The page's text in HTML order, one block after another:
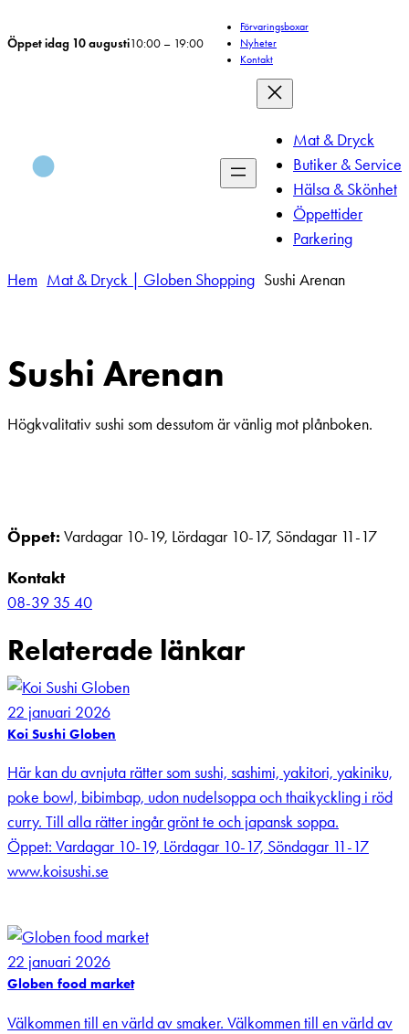
till
Öppet idag 10 augusti10:00 – 19:00
Förvaringsboxar
Nyheter
Kontakt
Mat & Dryck
Butiker & Service
Hälsa & Skönhet
Öppettider
Parkering
Hem Mat & Dryck | Globen Shopping Sushi Arenan
Sushi Arenan
Högkvalitativ sushi som dessutom är vänlig mot plånboken.
Öppet: Vardagar 10-19, Lördagar 10-17, Söndagar 11-17
Kontakt
08-39 35 40
Relaterade länkar
22 januari 2026
Koi Sushi Globen
Här kan du avnjuta rätter som sushi, sashimi, yakitori, yakiniku,
poke bowl, bibimbap, udon nudelsoppa och thaikyckling i röd
curry. Till alla rätter ingår grönt te och japansk soppa.
Öppet: Vardagar 10-19, Lördagar 10-17, Söndagar 11-17
www.koisushi.se
22 januari 2026
Globen food market
Välkommen till en värld av smaker. Välkommen till en värld av